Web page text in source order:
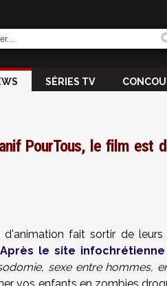
SÉRIES TV
PourTous, le film est
fait sortir de leurs
Après le site
sexe entre hommes,